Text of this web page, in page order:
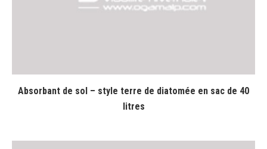
Absorbant de sol – style terre de diatomée en sac de 40
litres